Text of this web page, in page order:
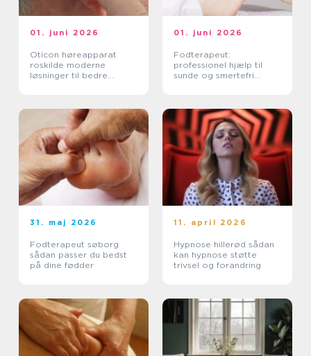
01. juni 2026
Oticon høreapparat
roskilde moderne
løsninger til bedre
01. juni 2026
Fodterapeut:
professionel hjælp til
sunde og smertefri
31. maj 2026
Fodterapeut søborg
sådan passer du bedst
på dine fødder
11. april 2026
Hypnose hillerød sådan
kan hypnose støtte
trivsel og forandring